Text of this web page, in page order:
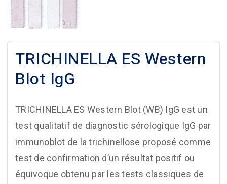
TRICHINELLA ES Western
Blot IgG
TRICHINELLA ES Western Blot (WB) IgG est un
test qualitatif de diagnostic sérologique IgG par
immunoblot de la trichinellose proposé comme
test de confirmation d’un résultat positif ou
équivoque obtenu par les tests classiques de